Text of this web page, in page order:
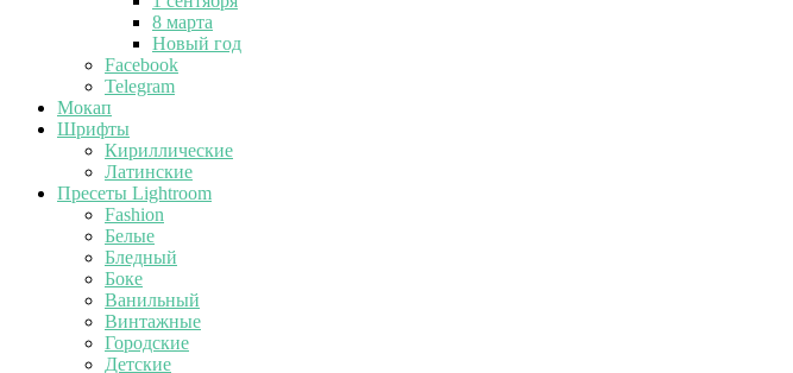
8 марта
Новый год
Facebook
Telegram
Мокап
Шрифты
Кириллические
Латинские
Пресеты Lightroom
Fashion
Белые
Бледный
Боке
Ванильный
Винтажные
Городские
Детские